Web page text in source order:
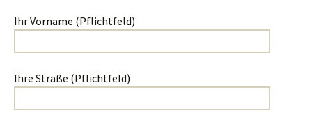
Ihr Vorname (Pflichtfeld)
Ihre Straße (Pflichtfeld)